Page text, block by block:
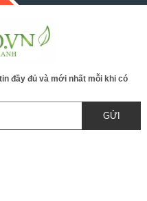
đầy đủ và mới nhất mỗi khi có
GỬI